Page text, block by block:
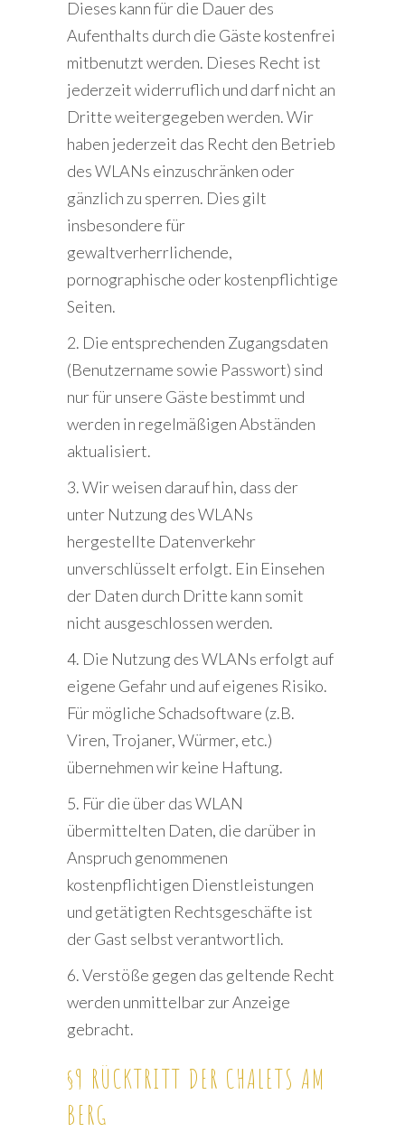
Dieses kann für die Dauer des
Aufenthalts durch die Gäste kostenfrei
mitbenutzt werden. Dieses Recht ist
jederzeit widerruflich und darf nicht an
Dritte weitergegeben werden. Wir
haben jederzeit das Recht den Betrieb
des WLANs einzuschränken oder
gänzlich zu sperren. Dies gilt
insbesondere für
gewaltverherrlichende,
pornographische oder kostenpflichtige
Seiten.
2. Die entsprechenden Zugangsdaten
(Benutzername sowie Passwort) sind
nur für unsere Gäste bestimmt und
werden in regelmäßigen Abständen
aktualisiert.
3. Wir weisen darauf hin, dass der
unter Nutzung des WLANs
hergestellte Datenverkehr
unverschlüsselt erfolgt. Ein Einsehen
der Daten durch Dritte kann somit
nicht ausgeschlossen werden.
4. Die Nutzung des WLANs erfolgt auf
eigene Gefahr und auf eigenes Risiko.
Für mögliche Schadsoftware (z.B.
Viren, Trojaner, Würmer, etc.)
übernehmen wir keine Haftung.
5. Für die über das WLAN
übermittelten Daten, die darüber in
Anspruch genommenen
kostenpflichtigen Dienstleistungen
und getätigten Rechtsgeschäfte ist
der Gast selbst verantwortlich.
6. Verstöße gegen das geltende Recht
werden unmittelbar zur Anzeige
gebracht.
§9 RÜCKTRITT DER CHALETS AM
BERG